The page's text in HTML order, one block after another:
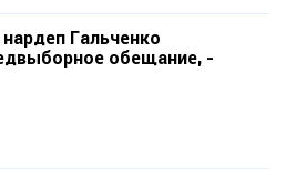
Гальченко
обещание, -